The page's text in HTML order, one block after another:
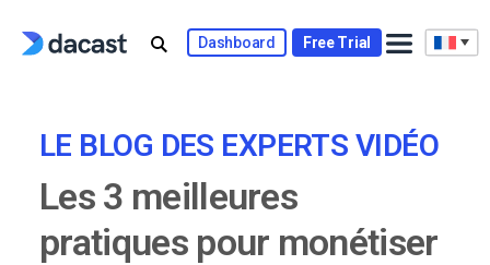
Dashboard Free Trial
LE BLOG DES EXPERTS VIDÉO
Les 3 meilleures
pratiques pour monétiser